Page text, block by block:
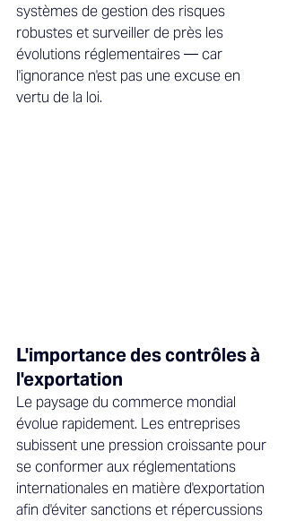
systèmes de gestion des risques
robustes et surveiller de près les
évolutions réglementaires — car
l'ignorance n'est pas une excuse en
vertu de la loi.
L'importance des contrôles à
l'exportation
Le paysage du commerce mondial
évolue rapidement. Les entreprises
subissent une pression croissante pour
se conformer aux réglementations
internationales en matière d'exportation
afin d'éviter sanctions et répercussions